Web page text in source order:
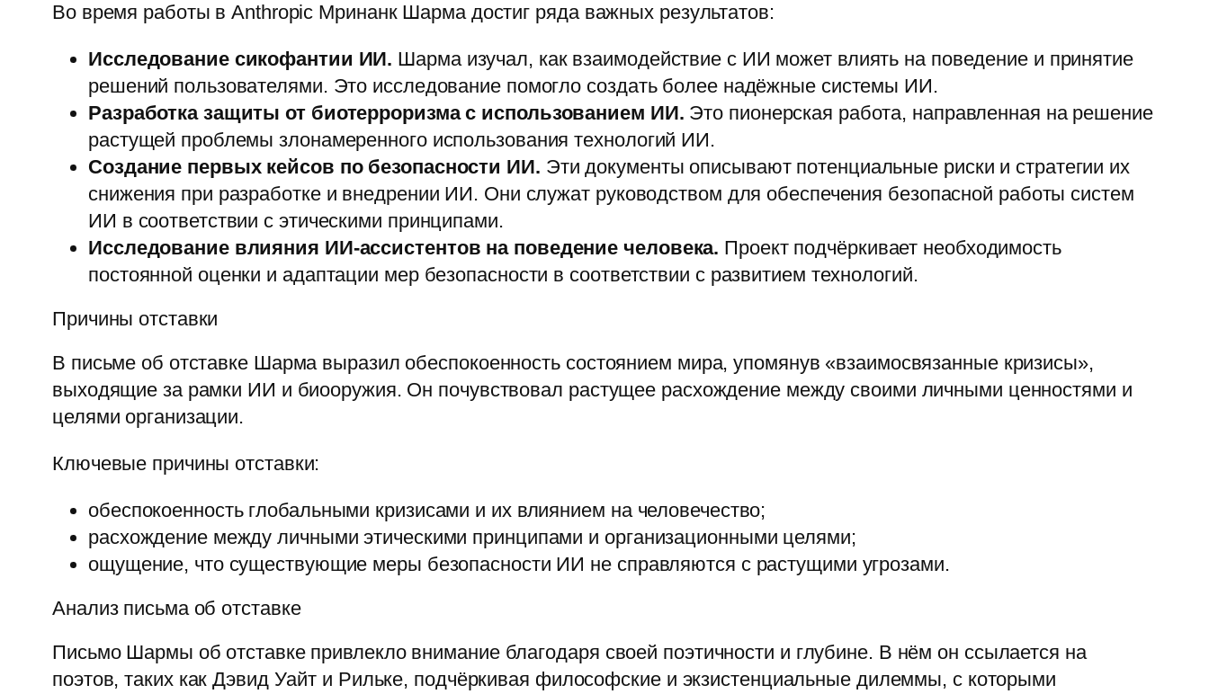
Во время работы в Anthropic Мринанк Шарма достиг ряда важных результатов:
Исследование сикофантии ИИ. Шарма изучал, как взаимодействие с ИИ может влиять на поведение и принятие
решений пользователями. Это исследование помогло создать более надёжные системы ИИ.
Разработка защиты от биотерроризма с использованием ИИ. Это пионерская работа, направленная на решение
растущей проблемы злонамеренного использования технологий ИИ.
Создание первых кейсов по безопасности ИИ. Эти документы описывают потенциальные риски и стратегии их
снижения при разработке и внедрении ИИ. Они служат руководством для обеспечения безопасной работы систем
ИИ в соответствии с этическими принципами.
Исследование влияния ИИ‑ассистентов на поведение человека. Проект подчёркивает необходимость
постоянной оценки и адаптации мер безопасности в соответствии с развитием технологий.
Причины отставки
В письме об отставке Шарма выразил обеспокоенность состоянием мира, упомянув «взаимосвязанные кризисы»,
выходящие за рамки ИИ и биооружия. Он почувствовал растущее расхождение между своими личными ценностями и
целями организации.
Ключевые причины отставки:
обеспокоенность глобальными кризисами и их влиянием на человечество;
расхождение между личными этическими принципами и организационными целями;
ощущение, что существующие меры безопасности ИИ не справляются с растущими угрозами.
Анализ письма об отставке
Письмо Шармы об отставке привлекло внимание благодаря своей поэтичности и глубине. В нём он ссылается на
поэтов, таких как Дэвид Уайт и Рильке, подчёркивая философские и экзистенциальные дилеммы, с которыми